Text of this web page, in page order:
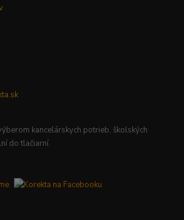
kancelárskych potrieb, školských
do tlačiarní.